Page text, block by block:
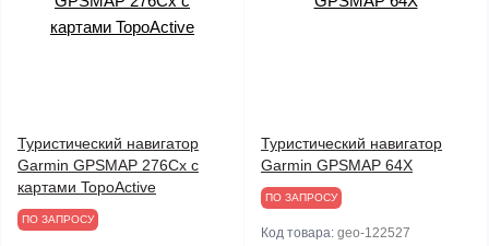
Туристический навигатор
Garmin GPSMAP 276Cx с
картами TopoActive
ПО ЗАПРОСУ
Туристический навигатор
Garmin GPSMAP 64X
ПО ЗАПРОСУ
Код товара: geo-122527